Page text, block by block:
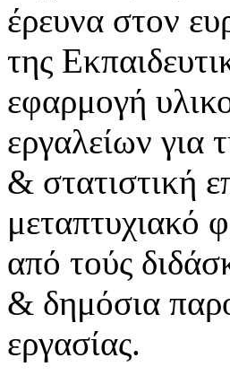
έρευνα στον
της
εφαρμογή
εργαλείων για
& στατιστική
μεταπτυχιακό
από τούς
& δημόσια
εργασίας.